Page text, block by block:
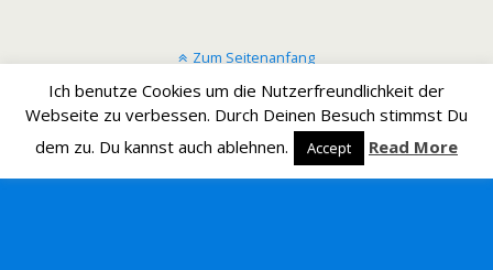
Zum Seitenanfang
Mobil Desktop
Ich benutze Cookies um die Nutzerfreundlichkeit der
Webseite zu verbessen. Durch Deinen Besuch stimmst Du
dem zu. Du kannst auch ablehnen.
Accept Read More